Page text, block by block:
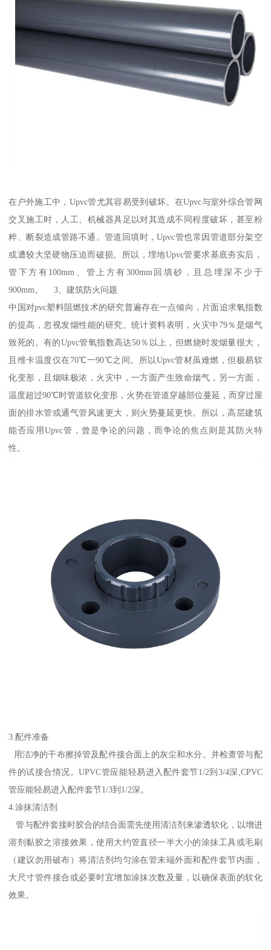
在户外施工中，Upvc管尤其容易受到破坏。在Upvc与室外综合管网
交叉施工时，人工、机械器具足以对其造成不同程度破坏，甚至粉
粹、断裂造成管路不通。管道回填时，Upvc管也常因管道部分架空
或遭较大坚硬物压迫而破损。所以，埋地Upvc管要求基底夯实后，
管下方有100mm、管上方有300mm回填砂，且总埋深不少于
900mm。 3、建筑防火问题
中国对pvc塑料阻燃技术的研究普遍存在一点倾向，片面追求氧指数
的提高，忽视发烟性能的研究。统计资料表明，火灾中79％是烟气
致死的。有的Upvc管氧指数高达50％以上，但燃烧时发烟量很大，
且维卡温度仅在70℃一90℃之间。所以Upvc管材虽难燃，但极易软
化变形，且烟味极浓，火灾中，一方面产生致命烟气，另一方面，
温度超过90℃时管道软化变形，火势在管道穿越部位蔓延，而穿过屋
面的排水管或通气管风速更大，则火势蔓延更快。所以，高层建筑
能否应用Upvc管，曾是争论的问题，而争论的焦点则是其防火特
性。
3.配件准备
用洁净的干布擦掉管及配件接合面上的灰尘和水分。并检查管与配
件的试接合情况。UPVC管应能轻易进入配件套节1/2到3/4深,CPVC
管应能轻易进入配件套节1/3到1/2深。
4.涂抹清洁剂
管与配件套接时胶合的结合面需先使用清洁剂来渗透软化，以增进
溶剂黏胶之溶接效果，使用大约管直径一半大小的涂抹工具或毛刷
（建议勿用破布）将清洁剂均匀涂在管末端外面和配件套节内面，
大尺寸管件接合或必要时宜增加涂抹次数及量，以确保表面的软化
效果。